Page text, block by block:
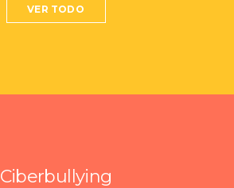
VER TODO
Ciberbullying